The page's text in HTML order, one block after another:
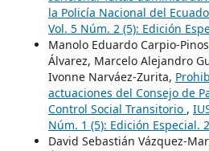
la Policía Nacional del
Vol. 5 Núm. 2 (5): Edición
Manolo Eduardo Carpio-
Álvarez, Marcelo Alejandro
Ivonne Narváez-Zurita,
actuaciones del Consejo de
Control Social Transitorio ,
Núm. 1 (5): Edición Especial.
David Sebastián Vázquez-